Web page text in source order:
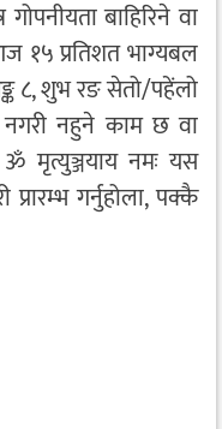
बाहिरिने वा
१५ प्रतिशत भाग्यबल
८, शुभ रङ सेतो/पहेंलो
नहुने काम छ वा
मृत्युञ्जयाय नमः यस
गर्नुहोला, पक्कै